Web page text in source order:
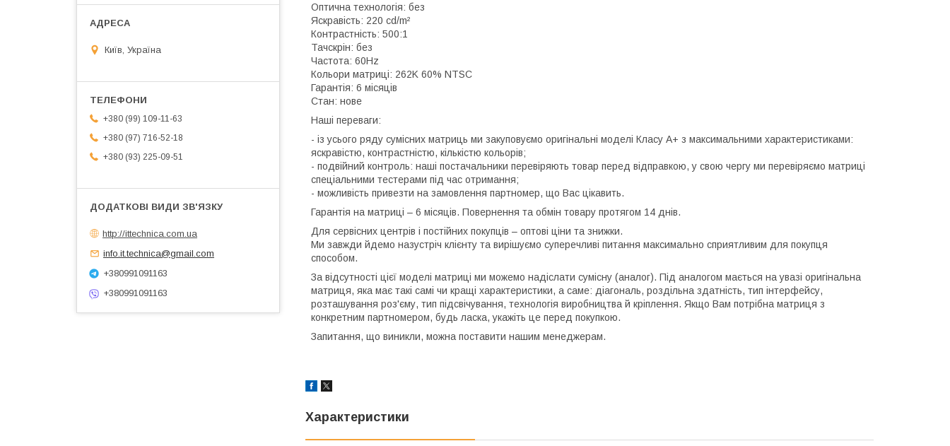
Оптична технологія: без
Яскравість: 220 cd/m²
Контрастність: 500:1
Тачскрін: без
Частота: 60Hz
Кольори матриці: 262K 60% NTSC
Гарантія: 6 місяців
Стан: нове
Наші переваги:
- із усього ряду сумісних матриць ми закуповуємо оригінальні моделі Класу А+ з максимальними характеристиками:
яскравістю, контрастністю, кількістю кольорів;
- подвійний контроль: наші постачальники перевіряють товар перед відправкою, у свою чергу ми перевіряємо матриці
спеціальними тестерами під час отримання;
- можливість привезти на замовлення партномер, що Вас цікавить.
Гарантія на матриці – 6 місяців. Повернення та обмін товару протягом 14 днів.
Для сервісних центрів і постійних покупців – оптові ціни та знижки.
Ми завжди йдемо назустріч клієнту та вирішуємо суперечливі питання максимально сприятливим для покупця
способом.
За відсутності цієї моделі матриці ми можемо надіслати сумісну (аналог). Під аналогом мається на увазі оригінальна
матриця, яка має такі самі чи кращі характеристики, а саме: діагональ, роздільна здатність, тип інтерфейсу,
розташування роз'єму, тип підсвічування, технологія виробництва й кріплення. Якщо Вам потрібна матриця з
конкретним партномером, будь ласка, укажіть це перед покупкою.
Запитання, що виникли, можна поставити нашим менеджерам.
Характеристики
Київ, Україна
+380 (99) 109-11-63
+380 (97) 716-52-18
+380 (93) 225-09-51
http://ittechnica.com.ua
info.it.technica@gmail.com
+380991091163
+380991091163